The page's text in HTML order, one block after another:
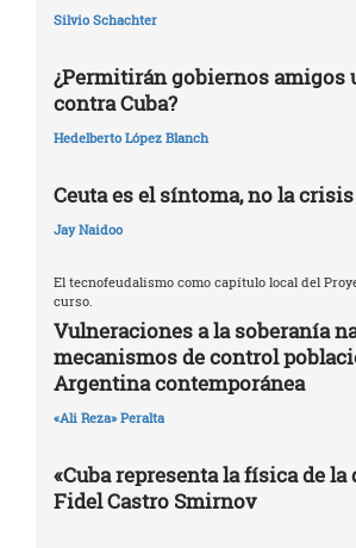
Silvio Schachter
¿Permitirán gobiernos amigos
contra Cuba?
Hedelberto López Blanch
Ceuta es el síntoma, no la crisis
Jay Naidoo
El tecnofeudalismo como capítulo local del
curso.
Vulneraciones a la soberanía
mecanismos de control
Argentina contemporánea
«Ali Reza» Peralta
«Cuba representa la física de la
Fidel Castro Smirnov